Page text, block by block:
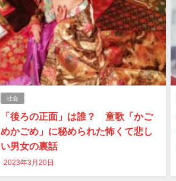
社会
「後ろの正面」は誰？ 童歌「かご
めかごめ」に秘められた怖くて悲し
い男女の裏話
2023年3月20日